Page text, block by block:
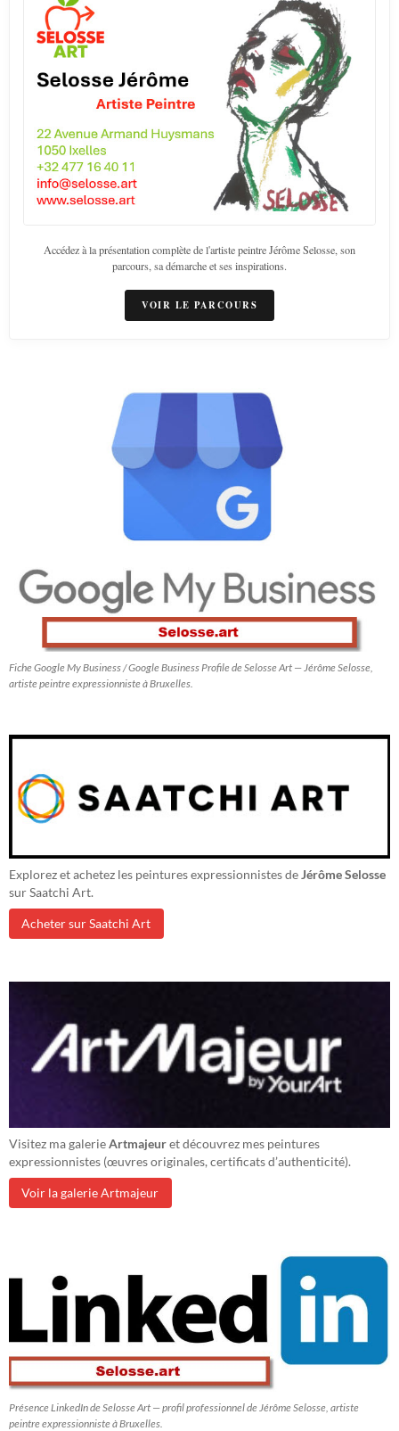
Accédez à la présentation complète de l'artiste peintre Jérôme Selosse, son
parcours, sa démarche et ses inspirations.
VOIR LE PARCOURS
Fiche Google My Business / Google Business Profile de Selosse Art — Jérôme Selosse,
artiste peintre expressionniste à Bruxelles.
Explorez et achetez les peintures expressionnistes de Jérôme Selosse
sur Saatchi Art.
Acheter sur Saatchi Art
Visitez ma galerieArtmajeuret découvrez mes peintures
expressionnistes (œuvres originales, certificats d’authenticité).
Voir la galerie Artmajeur
Présence LinkedIn de Selosse Art — profil professionnel de Jérôme Selosse, artiste
peintre expressionniste à Bruxelles.